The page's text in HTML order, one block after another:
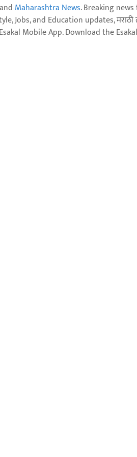
Maharashtra News. Breaking
and Education updates, मराठी
Esakal Mobile App. Download the